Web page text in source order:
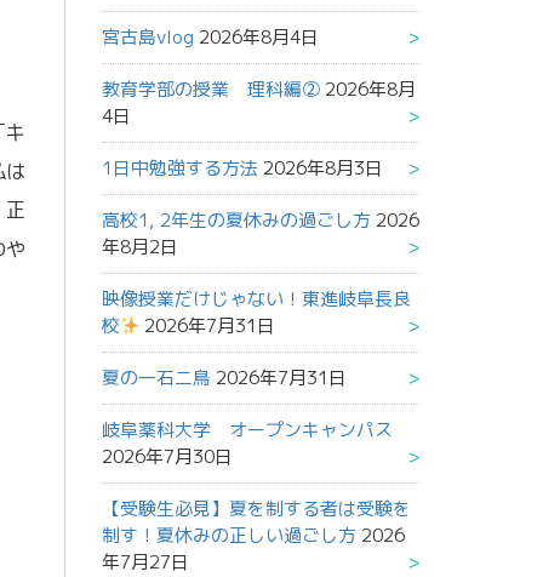
正
や
宮古島vlog 2026年8月4日
教育学部の授業 理科編② 2026年8月
4日
1日中勉強する方法 2026年8月3日
高校1, 2年生の夏休みの過ごし方 2026
年8月2日
映像授業だけじゃない！東進岐阜長良
校
2026年7月31日
夏の一石二鳥 2026年7月31日
岐阜薬科大学 オープンキャンパス
2026年7月30日
【受験生必見】夏を制する者は受験を
制す！夏休みの正しい過ごし方 2026
年7月27日